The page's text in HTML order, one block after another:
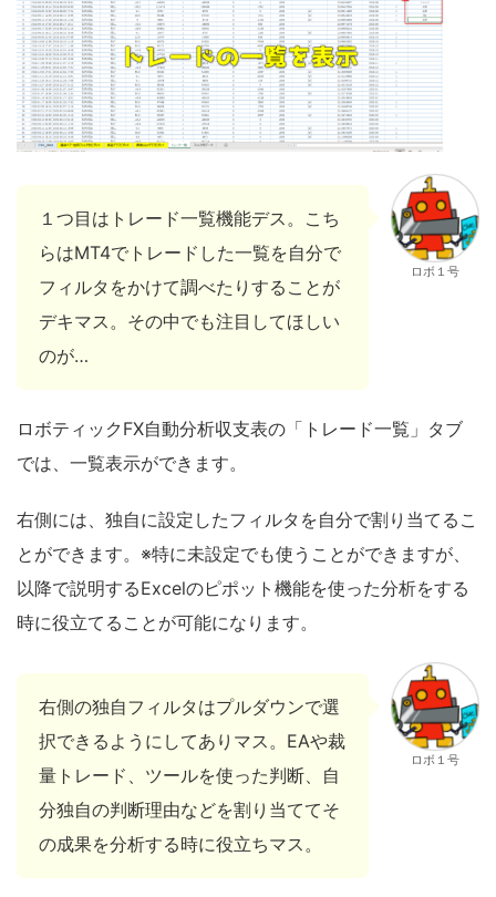
１つ目はトレード一覧機能デス。こち
らはMT4でトレードした一覧を自分で
フィルタをかけて調べたりすることが
デキマス。その中でも注目してほしい
のが…
ロボ１号
ロボティックFX自動分析収支表の「トレード一覧」タブ
では、一覧表示ができます。
右側には、独自に設定したフィルタを自分で割り当てるこ
とができます。※特に未設定でも使うことができますが、
以降で説明するExcelのピポット機能を使った分析をする
時に役立てることが可能になります。
右側の独自フィルタはプルダウンで選
択できるようにしてありマス。EAや裁
量トレード、ツールを使った判断、自
分独自の判断理由などを割り当ててそ
の成果を分析する時に役立ちマス。
ロボ１号